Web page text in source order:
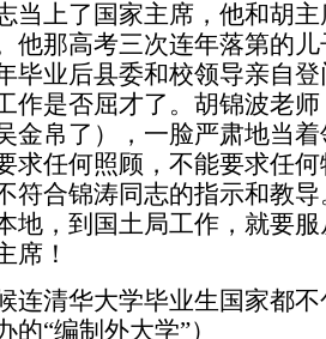
当上了国家主席，他和胡
他那高考三次连年落第的
毕业后县委和校领导亲自
作是否屈才了。胡锦波老
金帛了），一脸严肃地当
求任何照顾，不能要求任
符合锦涛同志的指示和教
地，到国土局工作，就要
席！
连清华大学毕业生国家都
的“编制外大学”）